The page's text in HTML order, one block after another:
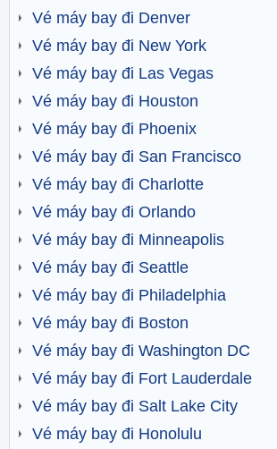
Vé máy bay đi Denver
Vé máy bay đi New York
Vé máy bay đi Las Vegas
Vé máy bay đi Houston
Vé máy bay đi Phoenix
Vé máy bay đi San Francisco
Vé máy bay đi Charlotte
Vé máy bay đi Orlando
Vé máy bay đi Minneapolis
Vé máy bay đi Seattle
Vé máy bay đi Philadelphia
Vé máy bay đi Boston
Vé máy bay đi Washington DC
Vé máy bay đi Fort Lauderdale
Vé máy bay đi Salt Lake City
Vé máy bay đi Honolulu